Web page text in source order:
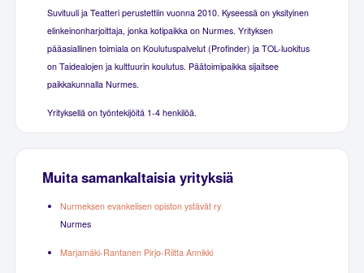
Suvituuli ja Teatteri perustettiin vuonna 2010. Kyseessä on yksityinen
elinkeinonharjoittaja, jonka kotipaikka on Nurmes. Yrityksen
pääasiallinen toimiala on Koulutuspalvelut (Profinder) ja TOL-luokitus
on Taidealojen ja kulttuurin koulutus. Päätoimipaikka sijaitsee
paikkakunnalla Nurmes.
Yrityksellä on työntekijöitä 1-4 henkilöä.
Muita samankaltaisia yrityksiä
Nurmeksen evankelisen opiston ystävät ry
Nurmes
Marjamäki-Rantanen Pirjo-Riitta Annikki